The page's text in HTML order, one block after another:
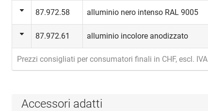
87.972.58 alluminio nero intenso RAL 9005
87.972.61 alluminio incolore anodizzato
Prezzi consigliati per consumatori finali in CHF, escl. IVA
Accessori adatti